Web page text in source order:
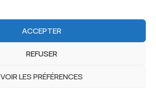
ACCEPTER
REFUSER
VOIR LES PRÉFÉRENCES